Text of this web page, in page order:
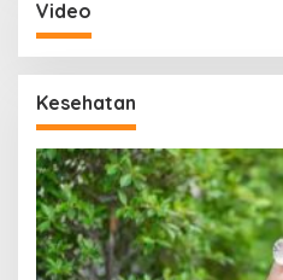
Video
Kesehatan